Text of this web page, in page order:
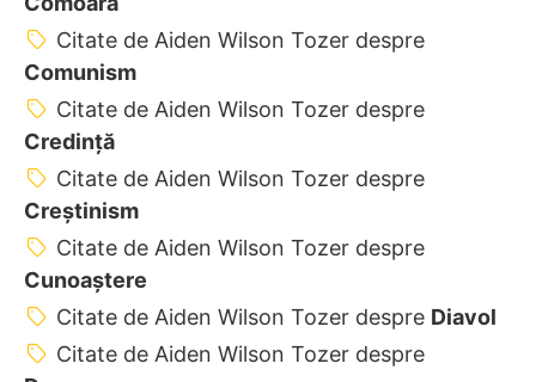
Citate de Aiden Wilson Tozer despre
Comunism
Citate de Aiden Wilson Tozer despre
Credință
Citate de Aiden Wilson Tozer despre
Creştinism
Citate de Aiden Wilson Tozer despre
Cunoaștere
Citate de Aiden Wilson Tozer despre Diavol
Citate de Aiden Wilson Tozer despre